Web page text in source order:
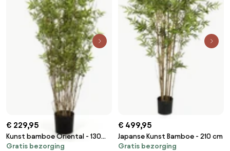
€ 229,95
Kunst bamboe Oriental - 130
cm
Gratis bezorging
€ 499,95
Japanse Kunst Bamboe - 210 cm
Gratis bezorging